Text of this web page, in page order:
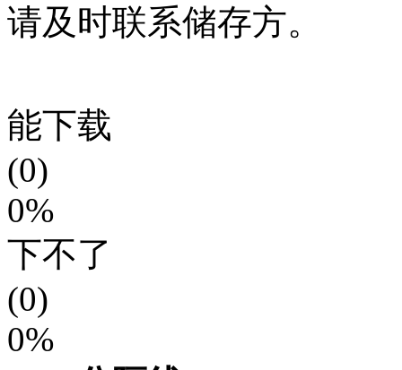
请及时联系储存方。
能下载
(0)
0%
下不了
(0)
0%